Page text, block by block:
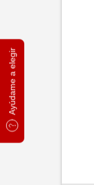
Ayúdame a elegir